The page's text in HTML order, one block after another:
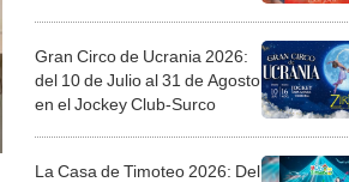
Gran Circo de Ucrania 2026:
del 10 de Julio al 31 de Agosto
en el Jockey Club-Surco
La Casa de Timoteo 2026: Del